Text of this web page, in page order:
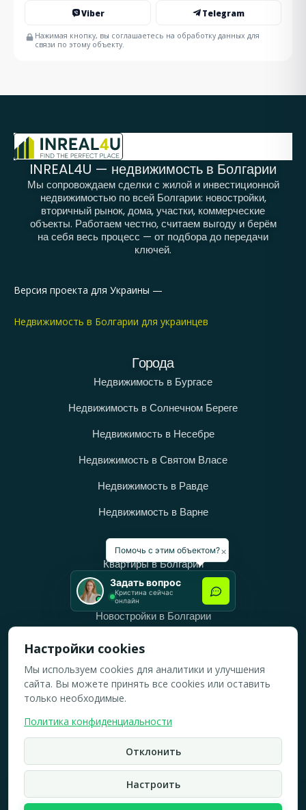
Viber Telegram
Нажимая кнопку, вы соглашаетесь на обработку данных для
связи по этому объекту.
INREAL4U — недвижимость в Болгарии
Мы сопровождаем сделки с жилой и инвестиционной
недвижимостью по всей Болгарии: новостройки,
вторичный рынок, дома, участки, коммерческие
объекты. Работаем честно, считаем выгоду и берём
на себя весь процесс — от подбора до передачи
ключей.
Версия проекта для Украины —
Недвижимость в Болгарии для украинцев
Города
Недвижимость в Бургасе
Недвижимость в Солнечном Береге
Недвижимость в Несебре
Недвижимость в Святом Власе
Недвижимость в Равде
Недвижимость в Варне
Категории
Квартиры в Болгарии
Дома в Болгарии
Новостройки в Болгарии
Вторичное жильё в Болгарии
Рабочее время
ПН-ПТ: 10:00 — 18:00
ВС: Выходной
2019-2026 © Все права защищены.
Политика конфидициальности
×
Помочь с этим объектом?
Задать вопрос
Кристина сейчас
онлайн
Кристина Верейская
Настройки cookies
Мы используем cookies для аналитики и улучшения
сайта. Вы можете принять все cookies или оставить
только необходимые.
Политика конфиденциальности
Отклонить
Настроить